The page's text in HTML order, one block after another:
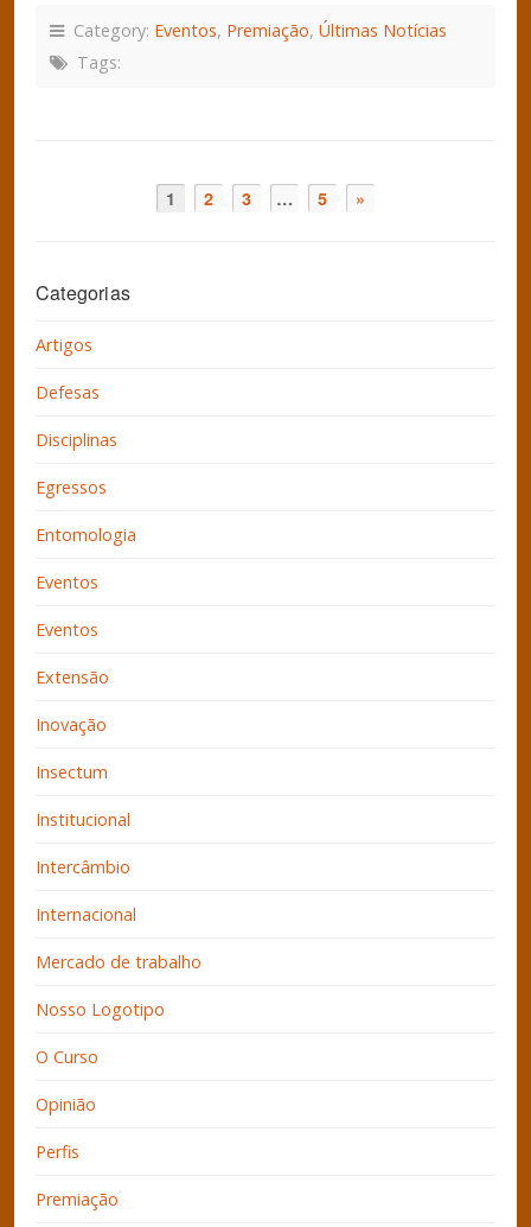
Category: Eventos, Premiação, Últimas Notícias
Tags:
1 2 3 … 5 »
Categorias
Artigos
Defesas
Disciplinas
Egressos
Entomologia
Eventos
Eventos
Extensão
Inovação
Insectum
Institucional
Intercâmbio
Internacional
Mercado de trabalho
Nosso Logotipo
O Curso
Opinião
Perfis
Premiação